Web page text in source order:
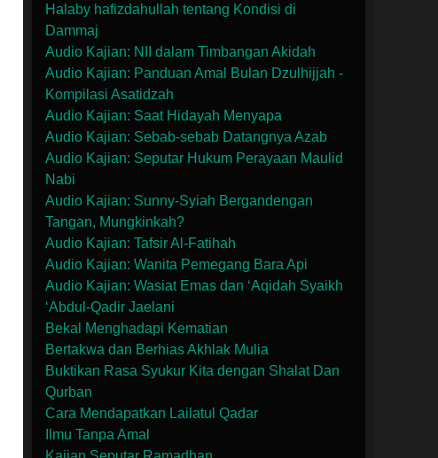
Halaby hafizdahullah tentang Kondisi di
Dammaj
Audio Kajian: NII dalam Timbangan Akidah
Audio Kajian: Panduan Amal Bulan Dzulhijjah -
Kompilasi Asatidzah
Audio Kajian: Saat Hidayah Menyapa
Audio Kajian: Sebab-sebab Datangnya Azab
Audio Kajian: Seputar Hukum Perayaan Maulid
Nabi
Audio Kajian: Sunny-Syiah Bergandengan
Tangan, Mungkinkah?
Audio Kajian: Tafsir Al-Fatihah
Audio Kajian: Wanita Pemegang Bara Api
Audio Kajian: Wasiat Emas dan ‘Aqidah Syaikh
‘Abdul-Qadir Jaelani
Bekal Menghadapi Kematian
Bertakwa dan Berhias Akhlak Mulia
Buktikan Rasa Syukur Kita dengan Shalat Dan
Qurban
Cara Mendapatkan Lailatul Qadar
Ilmu Tanpa Amal